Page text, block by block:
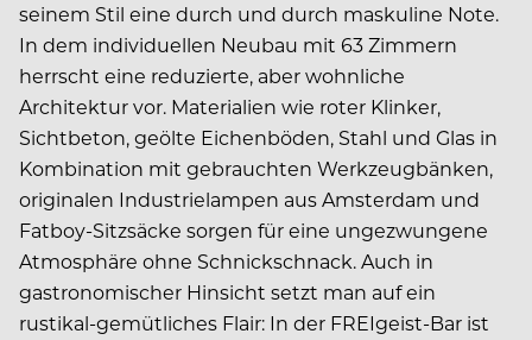
seinem Stil eine durch und durch maskuline Note.
In dem individuellen Neubau mit 63 Zimmern
herrscht eine reduzierte, aber wohnliche
Architektur vor. Materialien wie roter Klinker,
Sichtbeton, geölte Eichenböden, Stahl und Glas in
Kombination mit gebrauchten Werkzeugbänken,
originalen Industrielampen aus Amsterdam und
Fatboy-Sitzsäcke sorgen für eine ungezwungene
Atmosphäre ohne Schnickschnack. Auch in
gastronomischer Hinsicht setzt man auf ein
rustikal-gemütliches Flair: In der FREIgeist-Bar ist